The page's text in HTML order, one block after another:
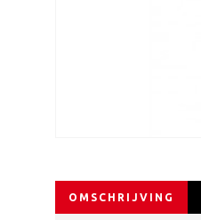
OMSCHRIJVING